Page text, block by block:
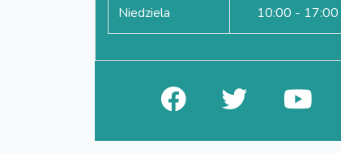
Niedziela 10:00 - 17:00